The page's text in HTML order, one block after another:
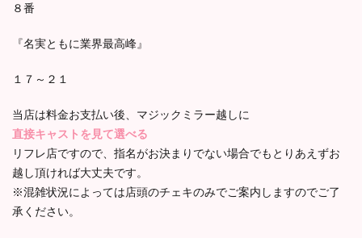
８番
『名実ともに業界最高峰』
１７～２１
当店は料金お支払い後、マジックミラー越しに
直接キャストを見て選べる
リフレ店ですので、指名がお決まりでない場合でもとりあえずお
越し頂ければ大丈夫です。
※混雑状況によっては店頭のチェキのみでご案内しますのでご了
承ください。